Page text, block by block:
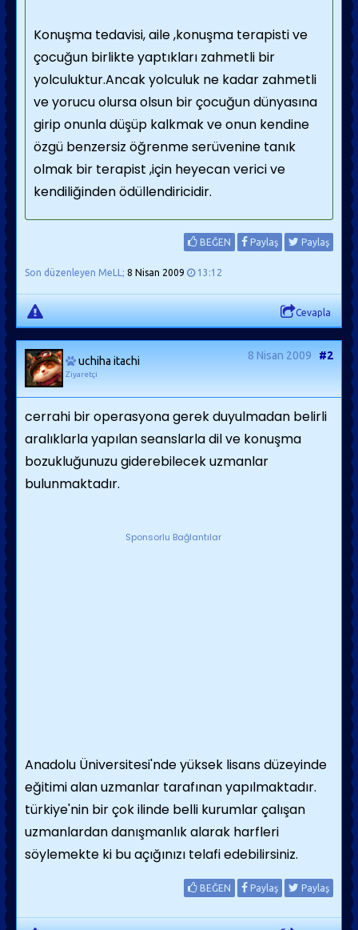
Konuşma tedavisi, aile ,konuşma terapisti ve
çocuğun birlikte yaptıkları zahmetli bir
yolculuktur.Ancak yolculuk ne kadar zahmetli
ve yorucu olursa olsun bir çocuğun dünyasına
girip onunla düşüp kalkmak ve onun kendine
özgü benzersiz öğrenme serüvenine tanık
olmak bir terapist ,için heyecan verici ve
kendiliğinden ödüllendiricidir.
BEĞEN Paylaş Paylaş
Son düzenleyen MeLL; 8 Nisan 2009 13:12
Cevapla
uchiha itachi
Ziyaretçi
8 Nisan 2009 #2
cerrahi bir operasyona gerek duyulmadan belirli
aralıklarla yapılan seanslarla dil ve konuşma
bozukluğunuzu giderebilecek uzmanlar
bulunmaktadır.
Sponsorlu Bağlantılar
Anadolu Üniversitesi'nde yüksek lisans düzeyinde
eğitimi alan uzmanlar tarafınan yapılmaktadır.
türkiye'nin bir çok ilinde belli kurumlar çalışan
uzmanlardan danışmanlık alarak harfleri
söylemekte ki bu açığınızı telafi edebilirsiniz.
BEĞEN Paylaş Paylaş